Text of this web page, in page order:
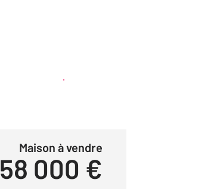
Créer une alerte
Maison à vendre
258 000 €